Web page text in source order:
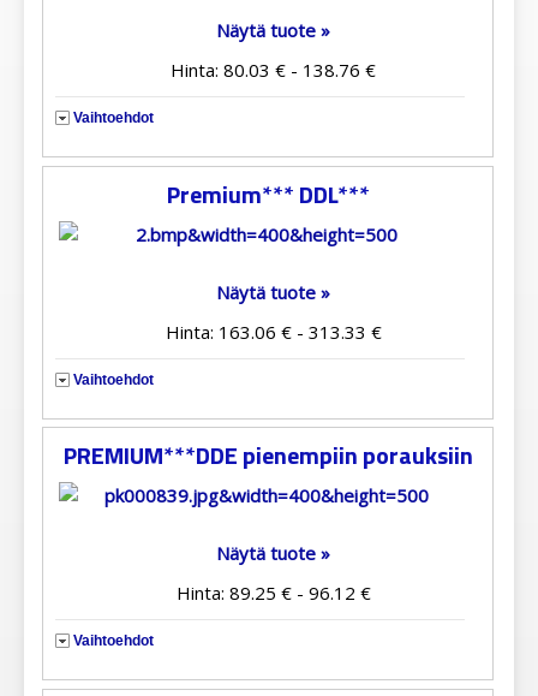
Näytä tuote »
Hinta: 80.03 € - 138.76 €
Vaihtoehdot
Premium*** DDL***
Näytä tuote »
Hinta: 163.06 € - 313.33 €
Vaihtoehdot
PREMIUM***DDE pienempiin porauksiin
Näytä tuote »
Hinta: 89.25 € - 96.12 €
Vaihtoehdot